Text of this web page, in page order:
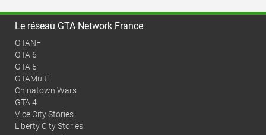
Le réseau GTA Network France
GTANF
GTA 6
GTA 5
GTAMulti
Chinatown Wars
GTA 4
Vice City Stories
Liberty City Stories